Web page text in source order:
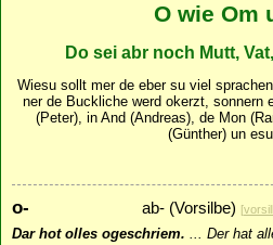
O wie Om
Do sei abr noch Mutt,
Wiesu sollt mer de eber su viel
ner de Buckliche werd okerzt, sonnern
(Peter), in And (Andreas), de Mon
(Günther) un
o- ab- (Vorsilbe) [
Dar hot olles ogeschriem. Der hat